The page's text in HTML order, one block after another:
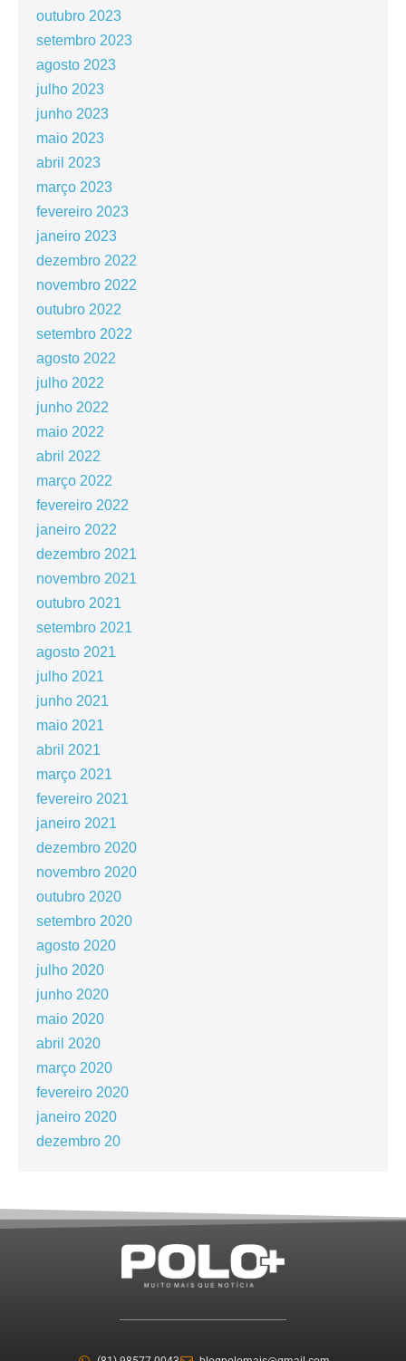
outubro 2023
setembro 2023
agosto 2023
julho 2023
junho 2023
maio 2023
abril 2023
março 2023
fevereiro 2023
janeiro 2023
dezembro 2022
novembro 2022
outubro 2022
setembro 2022
agosto 2022
julho 2022
junho 2022
maio 2022
abril 2022
março 2022
fevereiro 2022
janeiro 2022
dezembro 2021
novembro 2021
outubro 2021
setembro 2021
agosto 2021
julho 2021
junho 2021
maio 2021
abril 2021
março 2021
fevereiro 2021
janeiro 2021
dezembro 2020
novembro 2020
outubro 2020
setembro 2020
agosto 2020
julho 2020
junho 2020
maio 2020
abril 2020
março 2020
fevereiro 2020
janeiro 2020
dezembro 20